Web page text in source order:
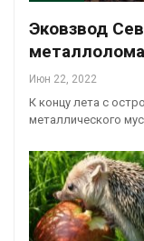
Эковзвод
Июн 22, 2022
К концу лета с
металлического